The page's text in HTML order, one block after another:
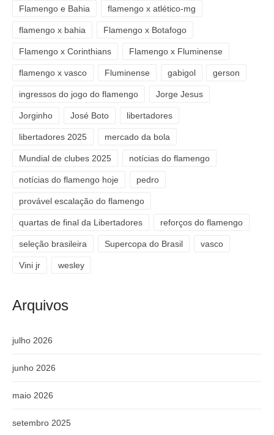
Flamengo e Bahia flamengo x atlético-mg
flamengo x bahia Flamengo x Botafogo
Flamengo x Corinthians Flamengo x Fluminense
flamengo x vasco Fluminense gabigol gerson
ingressos do jogo do flamengo Jorge Jesus
Jorginho José Boto libertadores
libertadores 2025 mercado da bola
Mundial de clubes 2025 notícias do flamengo
notícias do flamengo hoje pedro
provável escalação do flamengo
quartas de final da Libertadores reforços do flamengo
seleção brasileira Supercopa do Brasil vasco
Vini jr wesley
Arquivos
julho 2026
junho 2026
maio 2026
setembro 2025